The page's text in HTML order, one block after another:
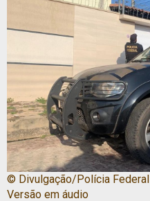
© Divulgação/Polícia Federal
Versão em áudio